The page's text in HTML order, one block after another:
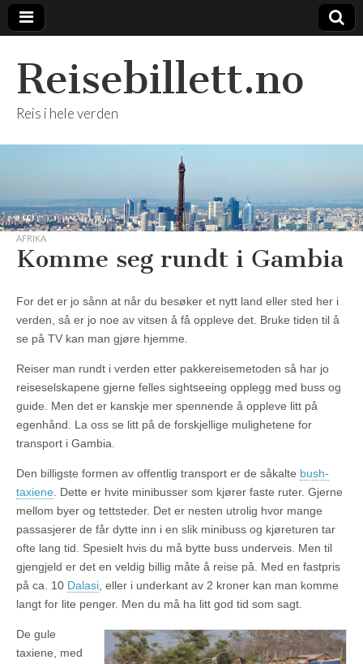
Reisebillett.no
Reis i hele verden
AFRIKA
Komme seg rundt i Gambia
For det er jo sånn at når du besøker et nytt land eller sted her i
verden, så er jo noe av vitsen å få oppleve det. Bruke tiden til å
se på TV kan man gjøre hjemme.
Reiser man rundt i verden etter pakkereisemetoden så har jo
reiseselskapene gjerne felles sightseeing opplegg med buss og
guide. Men det er kanskje mer spennende å oppleve litt på
egenhånd. La oss se litt på de forskjellige mulighetene for
transport i Gambia.
Den billigste formen av offentlig transport er de såkalte bush-
taxiene. Dette er hvite minibusser som kjører faste ruter. Gjerne
mellom byer og tettsteder. Det er nesten utrolig hvor mange
passasjerer de får dytte inn i en slik minibuss og kjøreturen tar
ofte lang tid. Spesielt hvis du må bytte buss underveis. Men til
gjengjeld er det en veldig billig måte å reise på. Med en fastpris
på ca. 10 Dalasi, eller i underkant av 2 kroner kan man komme
langt for lite penger. Men du må ha litt god tid som sagt.
De gule
taxiene, med